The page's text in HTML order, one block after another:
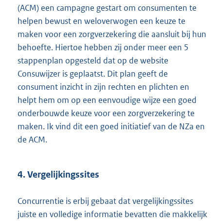
(ACM) een campagne gestart om consumenten te
helpen bewust en weloverwogen een keuze te
maken voor een zorgverzekering die aansluit bij hun
behoefte. Hiertoe hebben zij onder meer een 5
stappenplan opgesteld dat op de website
Consuwijzer is geplaatst. Dit plan geeft de
consument inzicht in zijn rechten en plichten en
helpt hem om op een eenvoudige wijze een goed
onderbouwde keuze voor een zorgverzekering te
maken. Ik vind dit een goed initiatief van de NZa en
de ACM.
4. Vergelijkingssites
Concurrentie is erbij gebaat dat vergelijkingssites
juiste en volledige informatie bevatten die makkelijk